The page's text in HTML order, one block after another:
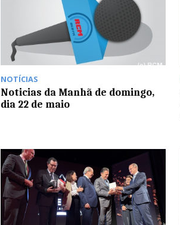
NOTÍCIAS
Noticias da Manhã de domingo,
dia 22 de maio